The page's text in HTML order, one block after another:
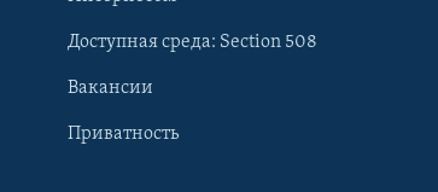
Языки
Доступная среда: Section 508
Вакансии
Приватность